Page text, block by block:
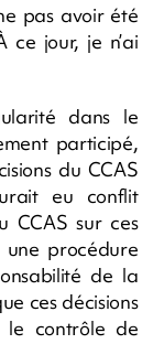
pas avoir été
ce jour, je n’ai
dans le
participé,
du CCAS
eu conflit
CCAS sur ces
une procédure
de la
ces décisions
le contrôle de